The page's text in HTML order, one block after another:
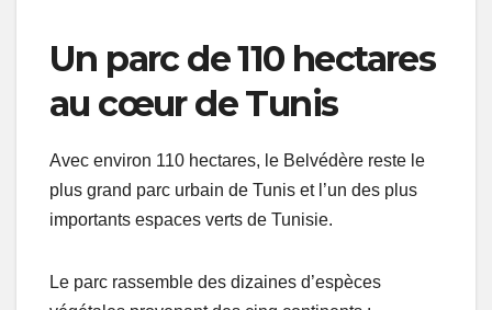
Un parc de 110 hectares
au cœur de Tunis
Avec environ 110 hectares, le Belvédère reste le
plus grand parc urbain de Tunis et l’un des plus
importants espaces verts de Tunisie.
Le parc rassemble des dizaines d’espèces